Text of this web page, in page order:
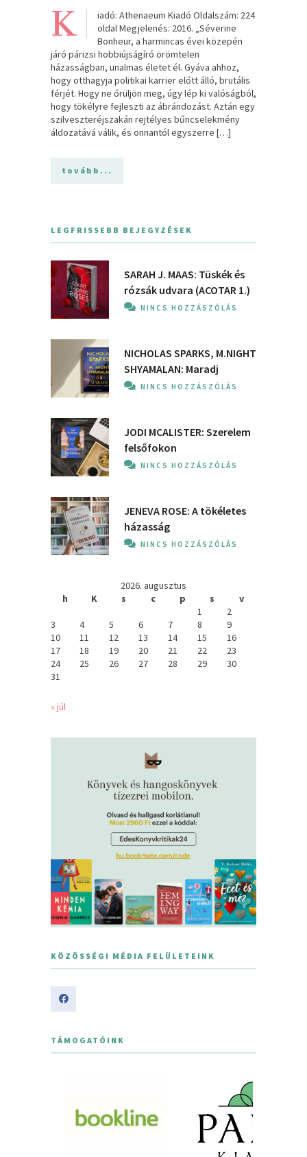
K
iadó: Athenaeum Kiadó Oldalszám: 224
oldal Megjelenés: 2016. „Séverine
Bonheur, a harmincas évei közepén
járó párizsi hobbiújságíró örömtelen
házasságban, unalmas életet él. Gyáva ahhoz,
hogy otthagyja politikai karrier előtt álló, brutális
férjét. Hogy ne őrüljön meg, úgy lép ki valóságból,
hogy tökélyre fejleszti az ábrándozást. Aztán egy
szilveszteréjszakán rejtélyes bűncselekmény
áldozatává válik, és onnantól egyszerre […]
tovább...
LEGFRISSEBB BEJEGYZÉSEK
SARAH J. MAAS: Tüskék és
rózsák udvara (ACOTAR 1.)
NINCS HOZZÁSZÓLÁS
NICHOLAS SPARKS, M.NIGHT
SHYAMALAN: Maradj
NINCS HOZZÁSZÓLÁS
JODI MCALISTER: Szerelem
felsőfokon
NINCS HOZZÁSZÓLÁS
JENEVA ROSE: A ​tökéletes
házasság
NINCS HOZZÁSZÓLÁS
2026. augusztus
h
K s c p s
v
1
2
3
4 5 6 7 8
9
10
11 12 13 14 15
16
17
18 19 20 21 22
23
24
25 26 27 28 29
30
31
« júl
KÖZÖSSÉGI MÉDIA FELÜLETEINK
TÁMOGATÓINK